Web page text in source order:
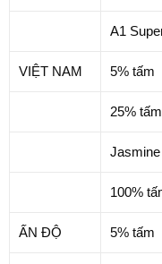
A1
VIỆT NAM 5% tấm
25% tấm
Jasmine
100%
ẤN ĐỘ 5% tấm